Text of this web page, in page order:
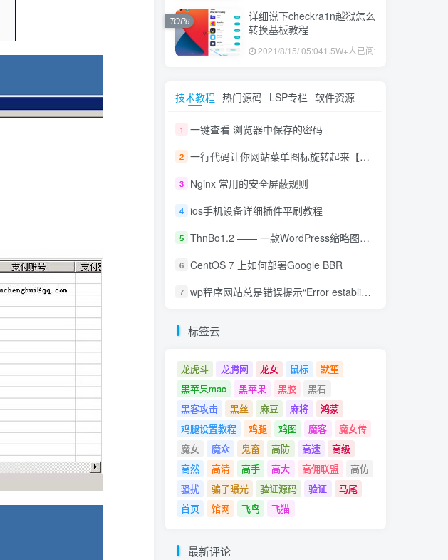
详细说下checkra1n越狱怎么
转换基板教程
2021/8/15/ 05:041.5W+人已阅读
TOP6
技术教程 热门源码 LSP专栏 软件资源
1 一键查看 浏览器中保存的密码
2 一行代码让你网站菜单图标旋转起来【WordPress美化】
3 Nginx 常用的安全屏蔽规则
4 ios手机设备详细插件平刷教程
5 ThnBo1.2 —— 一款WordPress缩略图美化插件
6 CentOS 7 上如何部署Google BBR
7 wp程序网站总是错误提示“Error establishing a Redis connection”怎么办？
标签云
龙虎斗 龙腾网 龙女 鼠标
默笙
黑苹果mac
黑苹果 黑胶
黑石
黑客攻击
黑丝 麻豆 麻将
鸿蒙
鸡腿设置教程
鸡腿 鸡图 魔客
魔女传
魔女
魔众 鬼畜 高防 高速
高级
高然
高清 高手 高大 高佣联盟
高仿
骚扰
骗子曝光 验证源码 验证
马尾
首页
馆网 飞鸟 飞猫
最新评论